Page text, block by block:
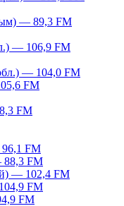
— 89,3 FM
— 106,9 FM
— 104,0 FM
FM
FM
FM
88,3 FM
— 102,4 FM
FM
FM